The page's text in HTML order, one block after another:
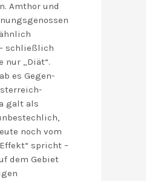
Amthor und
schließlich
nur „Diät“.
es Gegen-
galt als
noch vom
spricht –
dem Gebiet